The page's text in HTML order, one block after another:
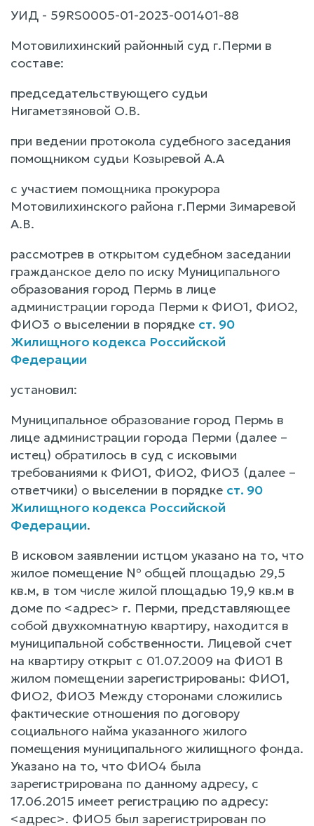
УИД - 59RS0005-01-2023-001401-88
Мотовилихинский районный суд г.Перми в
составе:
председательствующего судьи
Нигаметзяновой О.В.
при ведении протокола судебного заседания
помощником судьи Козыревой А.А
с участием помощника прокурора
Мотовилихинского района г.Перми Зимаревой
А.В.
рассмотрев в открытом судебном заседании
гражданское дело по иску Муниципального
образования город Пермь в лице
администрации города Перми к ФИО1, ФИО2,
ФИО3 о выселении в порядке ст. 90
Жилищного кодекса Российской
Федерации
установил:
Муниципальное образование город Пермь в
лице администрации города Перми (далее –
истец) обратилось в суд с исковыми
требованиями к ФИО1, ФИО2, ФИО3 (далее –
ответчики) о выселении в порядке ст. 90
Жилищного кодекса Российской
Федерации.
В исковом заявлении истцом указано на то, что
жилое помещение № общей площадью 29,5
кв.м, в том числе жилой площадью 19,9 кв.м в
доме по <адрес> г. Перми, представляющее
собой двухкомнатную квартиру, находится в
муниципальной собственности. Лицевой счет
на квартиру открыт с 01.07.2009 на ФИО1 В
жилом помещении зарегистрированы: ФИО1,
ФИО2, ФИО3 Между сторонами сложились
фактические отношения по договору
социального найма указанного жилого
помещения муниципального жилищного фонда.
Указано на то, что ФИО4 была
зарегистрирована по данному адресу, с
17.06.2015 имеет регистрацию по адресу:
<адрес>. ФИО5 был зарегистрирован по